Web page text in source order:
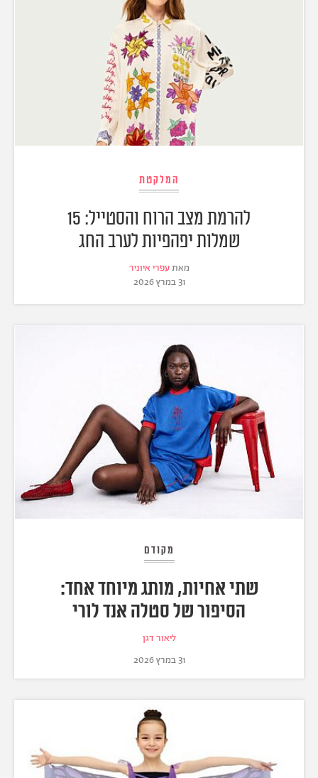
המלקטת
להרמת מצב הרוח והסטייל: 15
שמלות יפהפיות לערב החג
מאתעפרי איוניר
31 במרץ 2026
מקודם
שתי אחיות, מותג מיוחד אחד:
הסיפור של סטלה אנד לורי
ליאור דגן
31 במרץ 2026